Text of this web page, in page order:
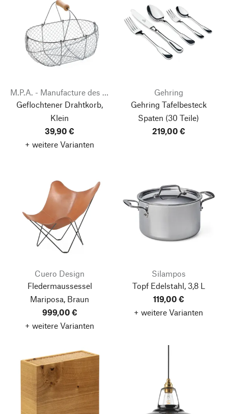
M.P.A. - Manufacture des Production
Geflochtener Drahtkorb,
Klein
39,90 €
+ weitere Varianten
Gehring
Gehring Tafelbesteck
Spaten (30 Teile)
219,00 €
Cuero Design
Fledermaussessel
Mariposa, Braun
999,00 €
+ weitere Varianten
Silampos
Topf Edelstahl, 3,8 L
119,00 €
+ weitere Varianten